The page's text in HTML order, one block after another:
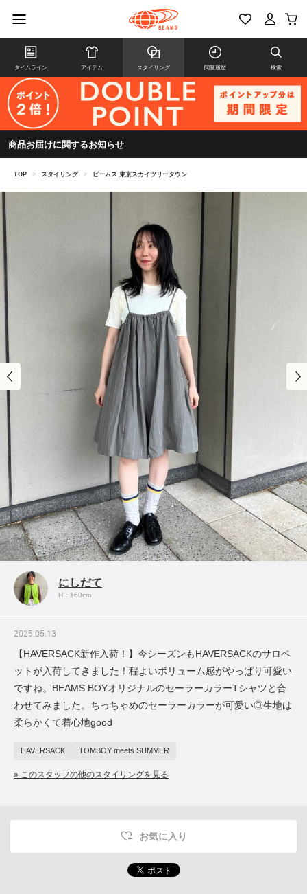
タイムライン アイテム スタイリング 閲覧履歴 検索
商品お届けに関するお知らせ
TOP > スタイリング > ビームス 東京スカイツリータウン
にしだて
H：160cm
2025.05.13
【HAVERSACK新作入荷！】今シーズンもHAVERSACKのサロペ
ットが入荷してきました！程よいボリューム感がやっぱり可愛い
ですね。BEAMS BOYオリジナルのセーラーカラーTシャツと合
わせてみました。ちっちゃめのセーラーカラーが可愛い◎生地は
柔らかくて着心地good
HAVERSACK TOMBOY meets SUMMER
» このスタッフの他のスタイリングを見る
お気に入り